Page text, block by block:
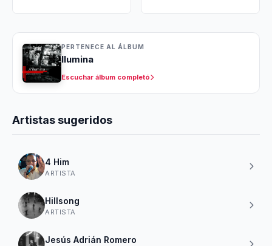
PERTENECE AL ÁLBUM
Ilumina
Escuchar álbum completó
Artistas sugeridos
4 Him
ARTISTA
Hillsong
ARTISTA
Jesús Adrián Romero